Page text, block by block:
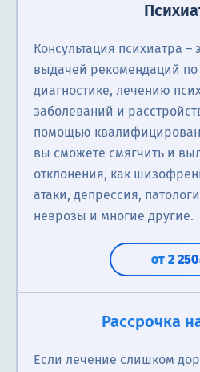
Консультация психиатра ―
выдачей рекомендаций
диагностике, лечению
заболеваний и
помощью
вы сможете смягчить и
отклонения, как
атаки, депрессия,
неврозы и многие другие.
от 2
Рассрочка
Если лечение слишком